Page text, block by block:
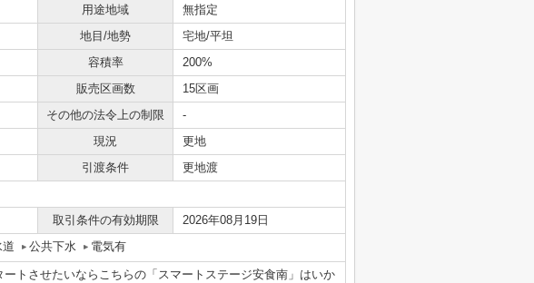
用途地域
無指定
地目/地勢
宅地/平坦
容積率
200%
販売区画数
15区画
その他の法令上の制限
-
現況
更地
引渡条件
更地渡
取引条件の有効期限
2026年08月19日
公共下水 電気有
ートさせたいならこちらの「スマートステージ安食南」はいか